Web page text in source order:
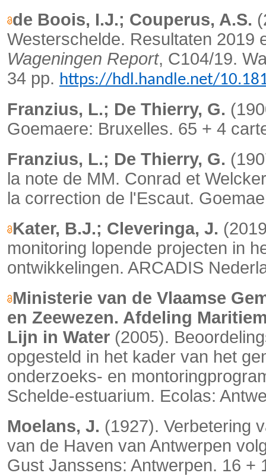
de Boois, I.J.; Couperus, A.S.
Westerschelde. Resultaten
Wageningen Report, C104/19.
34 pp. https://hdl.handle.net/
Franzius, L.; De Thierry, G.
Goemaere: Bruxelles. 65 + 4
Franzius, L.; De Thierry, G.
la note de MM. Conrad et
la correction de l'Escaut.
Kater, B.J.; Cleveringa, J.
monitoring lopende projecten in
ontwikkelingen. ARCADIS
Ministerie van de Vlaamse
en Zeewezen. Afdeling
Lijn in Water (2005).
opgesteld in het kader van het
onderzoeks- en
Schelde-estuarium. Ecolas:
Moelans, J. (1927). Verbetering
van de Haven van Antwerpen
Gust Janssens: Antwerpen. 16 +